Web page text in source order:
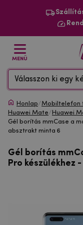
MENÜ
Válasszon ki egy
Honlap/Mobiltelefon
Huawei Mate/ Huawei
Gél borítás mmCase a
absztrakt minta 6
Gél borítás
Pro készülékhez